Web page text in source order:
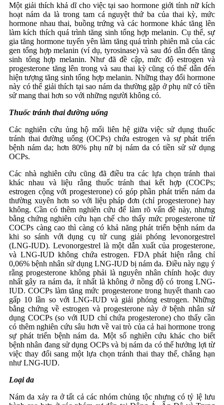
Một giải thích khả dĩ cho việc tại sao hormone giới tính nữ kích
hoạt nám da là trong tam cá nguyệt thứ ba của thai kỳ, mức
hormone nhau thai, buồng trứng và các hormone khác tăng lên
làm kích thích quá trình tăng sinh tổng hợp melanin. Cụ thể, sự
gia tăng hormone tuyến yên làm tăng quá trình phiên mã của các
gen tổng hợp melanin (ví dụ, tyrosinase) và sau đó dẫn đến tăng
sinh tổng hợp melanin. Như đã đề cập, mức độ estrogen và
progesterone tăng lên trong và sau thai kỳ cũng có thể dẫn đến
hiện tượng tăng sinh tổng hợp melanin. Những thay đổi hormone
này có thể giải thích tại sao nám da thường gặp ở phụ nữ có tiền
sử mang thai hơn so với những người không có.
Thuốc tránh thai đường uống
Các nghiên cứu ủng hộ mối liên hệ giữa việc sử dụng thuốc
tránh thai đường uống (OCPs) chứa estrogen và sự phát triển
bệnh nám da; hơn 80% phụ nữ bị nám da có tiền sử sử dụng
OCPs.
Các nhà nghiên cứu cũng đã điều tra các lựa chọn tránh thai
khác nhau và liệu rằng thuốc tránh thai kết hợp (COCPs;
estrogen cộng với progesterone) có góp phần phát triển nám da
thường xuyên hơn so với liệu pháp đơn (chỉ progesterone) hay
không. Cần có thêm nghiên cứu để làm rõ vấn đề này, nhưng
bằng chứng nghiên cứu hạn chế cho thấy mức progesterone từ
COCPs càng cao thì càng có khả năng phát triển bệnh nám da
khi so sánh với dụng cụ tử cung giải phóng levonorgestrel
(LNG-IUD). Levonorgestrel là một dẫn xuất của progesterone,
và LNG-IUD không chứa estrogen. FDA phát hiện rằng chỉ
0,06% bệnh nhân sử dụng LNG-IUD bị nám da. Điều này ngụ ý
rằng progesterone không phải là nguyên nhân chính hoặc duy
nhất gây ra nám da, ít nhất là không ở nồng độ có trong LNG-
IUD. COCPs làm tăng mức progesterone trong huyết thanh cao
gấp 10 lần so với LNG-IUD và giải phóng estrogen. Những
bằng chứng về estrogen và progesterone này ở bệnh nhân sử
dụng COCPs (so với IUD chỉ chứa progesterone) cho thấy cần
có thêm nghiên cứu sâu hơn về vai trò của cả hai hormone trong
sự phát triển bệnh nám da. Một số nghiên cứu khác cho biết
bệnh nhân đang sử dụng OCPs và bị nám da có thể hưởng lợi từ
việc thay đổi sang một lựa chọn tránh thai thay thế, chẳng hạn
như LNG-IUD.
Loại da
Nám da xảy ra ở tất cả các nhóm chủng tộc nhưng có tỷ lệ lưu